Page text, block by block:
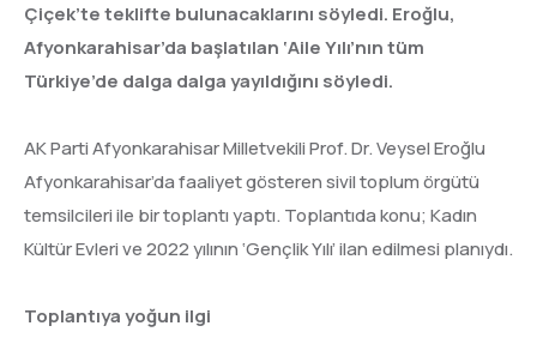
Çiçek’te teklifte bulunacaklarını söyledi. Eroğlu,
Afyonkarahisar’da başlatılan ‘Aile Yılı’nın tüm
Türkiye’de dalga dalga yayıldığını söyledi.
AK Parti Afyonkarahisar Milletvekili Prof. Dr. Veysel Eroğlu
Afyonkarahisar’da faaliyet gösteren sivil toplum örgütü
temsilcileri ile bir toplantı yaptı. Toplantıda konu; Kadın
Kültür Evleri ve 2022 yılının ‘Gençlik Yılı’ ilan edilmesi planıydı.
Toplantıya yoğun ilgi